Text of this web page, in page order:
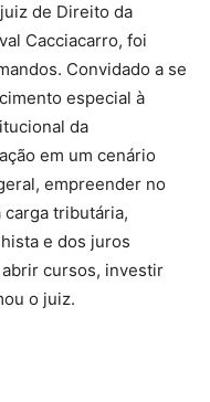
de Direito da
Cacciacarro, foi
Convidado a se
especial à
da
em um cenário
empreender no
carga tributária,
e dos juros
abrir cursos, investir
o juiz.